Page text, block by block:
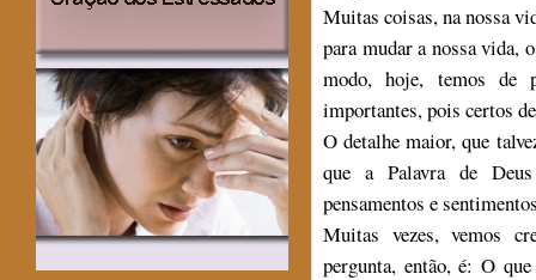
Muitas coisas, na nossa
para mudar a nossa vida,
modo, hoje, temos de
importantes, pois certos
O detalhe maior, que
que a Palavra de
pensamentos e
Muitas vezes, vemos
pergunta, então, é: O